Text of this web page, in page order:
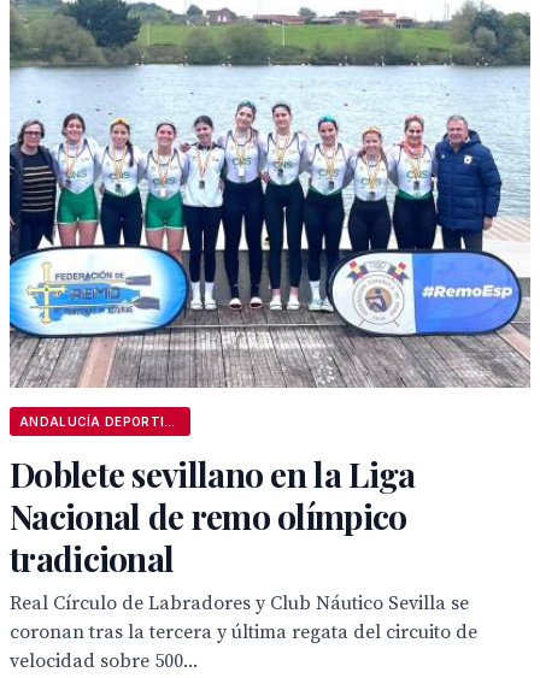
Doblete sevillano en la Liga
Nacional de remo olímpico
tradicional
Real Círculo de Labradores y Club Náutico Sevilla se
coronan tras la tercera y última regata del circuito de
velocidad sobre 500...